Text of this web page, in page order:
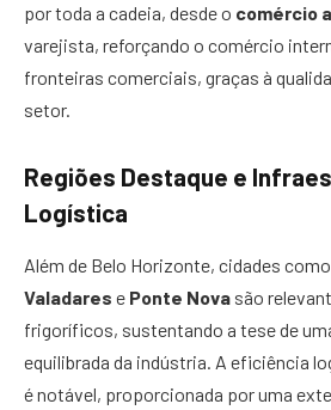
por toda a cadeia, desde o comércio
varejista, reforçando o comércio
fronteiras comerciais, graças à
setor.
Regiões Destaque e
Logística
Além de Belo Horizonte, cidades como
Valadares e Ponte Nova são
frigoríficos, sustentando a tese de
equilibrada da indústria. A eficiência
é notável, proporcionada por uma